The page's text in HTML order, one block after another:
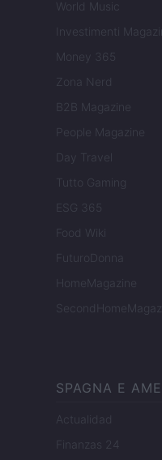
World Music
Investimenti
Money 365
Zona Nerd
B2B Magazine
People Magazine
Day Travel
Tutto Gaming
ESG 365
Food Wiki
FuturoDonna
HomeMagazine
SPAGNA E
Actualidad
Finanzas 24